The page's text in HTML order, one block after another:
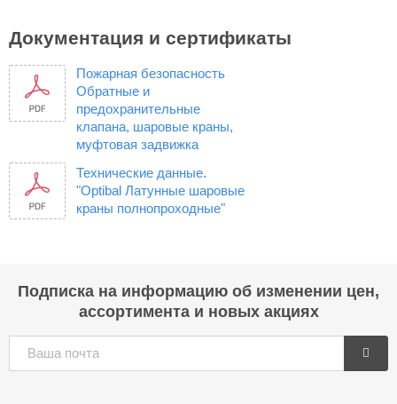
Документация и сертификаты
Пожарная безопасность
Обратные и
предохранительные
клапана, шаровые краны,
муфтовая задвижка
Технические данные.
"Optibal Латунные шаровые
краны полнопроходные"
Подписка на информацию об изменении цен,
ассортимента и новых акциях